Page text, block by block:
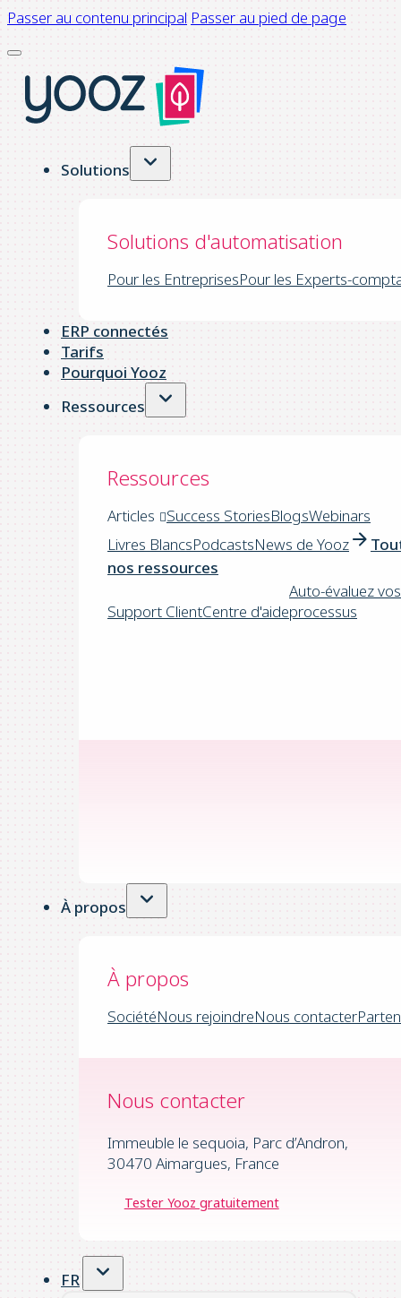
Passer au contenu principal Passer au pied de page
Solutions
Solutions d'automatisation
Pour les EntreprisesPour les Experts-
ERP connectés
Tarifs
Pourquoi Yooz
Ressources
Ressources
Articles Success StoriesBlogsWebinars
Livres BlancsPodcastsNews de Yooz
nos ressources
Support ClientCentre d'aide
Auto-évaluez vos
processus
À propos
À propos
SociétéNous rejoindreNous contacter
Nous contacter
Immeuble le sequoia, Parc d’Andron,
30470 Aimargues, France
Tester Yooz gratuitement
FR